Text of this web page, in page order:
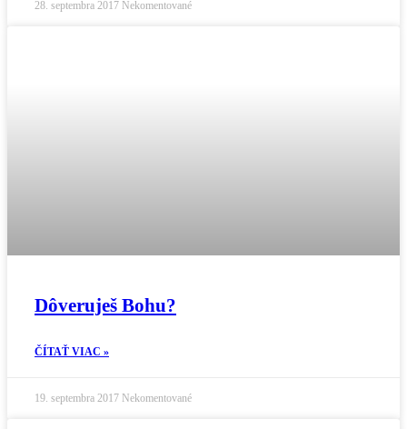
28. septembra 2017 Nekomentované
Dôveruješ Bohu?
ČÍTAŤ VIAC »
19. septembra 2017 Nekomentované